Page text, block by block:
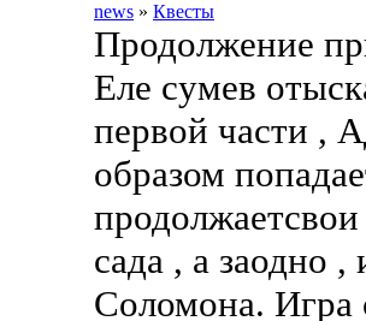
news » Квесты
Продолжение
Еле сумев
первой части ,
образом
сада , а заодно
Соломона. Игра